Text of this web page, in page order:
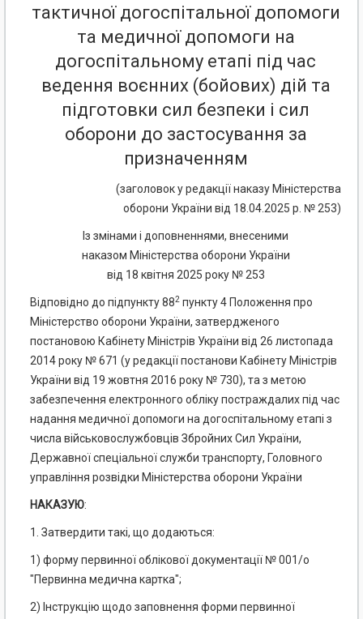
тактичної догоспітальної допомоги
та медичної допомоги на
догоспітальному етапі під час
ведення воєнних (бойових) дій та
підготовки сил безпеки і сил
оборони до застосування за
призначенням
(заголовок у редакції наказу Міністерства
оборони України від 18.04.2025 р. № 253)
Із змінами і доповненнями, внесеними
наказом Міністерства оборони України
від 18 квітня 2025 року № 253
Відповідно до підпункту 882 пункту 4 Положення про
Міністерство оборони України, затвердженого
постановою Кабінету Міністрів України від 26 листопада
2014 року № 671 (у редакції постанови Кабінету Міністрів
України від 19 жовтня 2016 року № 730), та з метою
забезпечення електронного обліку постраждалих під час
надання медичної допомоги на догоспітальному етапі з
числа військовослужбовців Збройних Сил України,
Державної спеціальної служби транспорту, Головного
управління розвідки Міністерства оборони України
НАКАЗУЮ:
1. Затвердити такі, що додаються:
1) форму первинної облікової документації № 001/о
"Первинна медична картка";
2) Інструкцію щодо заповнення форми первинної